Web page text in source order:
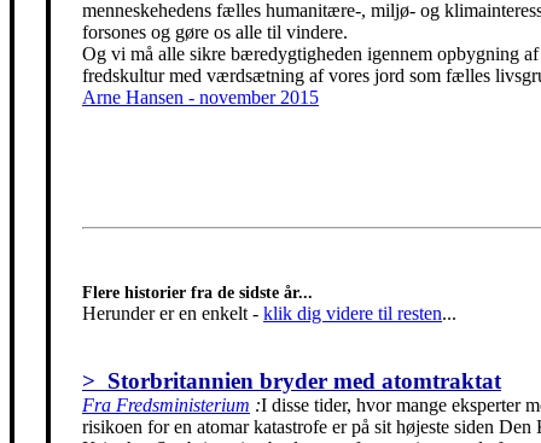
menneskehedens fælles humanitære-, miljø- og
forsones og gøre os alle til vindere.
Og vi må alle sikre bæredygtigheden igennem opbygning af
fredskultur med værdsætning af vores jord som fælles
Arne Hansen - november 2015
Flere historier fra de sidste år...
Herunder er en enkelt - klik dig videre til resten...
> Storbritannien bryder med atomtraktat
Fra Fredsministerium :I disse tider, hvor mange eksperter
risikoen for en atomar katastrofe er på sit højeste siden Den